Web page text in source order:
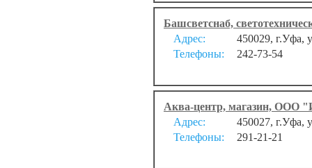
Башсветснаб,
Адрес:
450029, г.Уфа,
Телефоны:
242-73-54
Аква-центр, магазин, ООО
Адрес:
450027, г.Уфа,
Телефоны:
291-21-21